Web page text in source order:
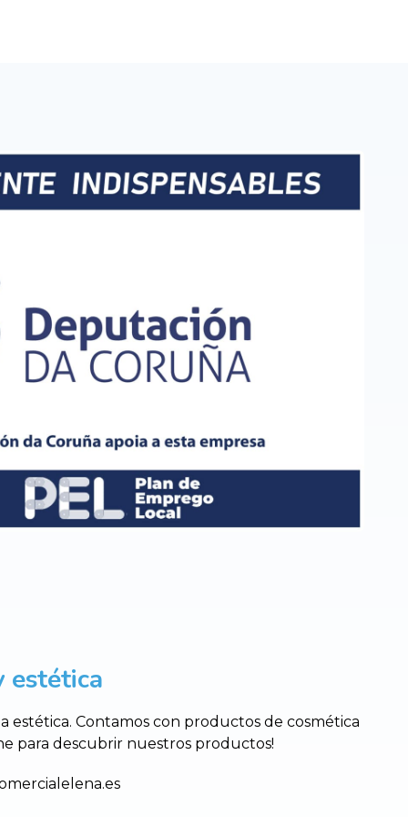
estética
estética. Contamos con productos de cosmética
para descubrir nuestros productos!